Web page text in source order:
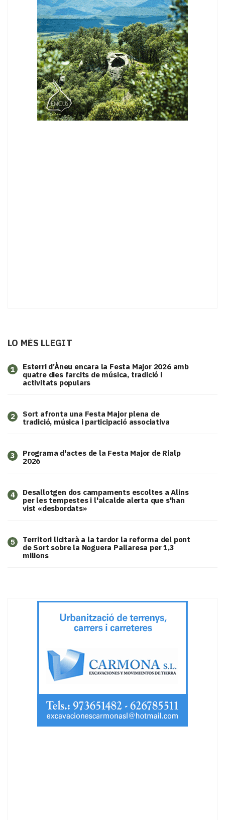
LO MÉS LLEGIT
1
Esterri d’Àneu encara la Festa Major 2026 amb
quatre dies farcits de música, tradició i
activitats populars
2
Sort afronta una Festa Major plena de
tradició, música i participació associativa
3
Programa d'actes de la Festa Major de Rialp
2026
4
​Desallotgen dos campaments escoltes a Alins
per les tempestes i l'alcalde alerta que s'han
vist «desbordats»
5
Territori licitarà a la tardor la reforma del pont
de Sort sobre la Noguera Pallaresa per 1,3
milions